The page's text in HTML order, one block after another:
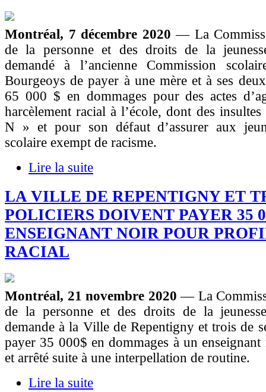
Montréal, 7 décembre 2020— La
de la personne et des droits de la
demandé à l’ancienne Commission
Bourgeoys de payer à une mère et à ses
65 000 $ en dommages pour des actes
harcèlement racial à l’école, dont des
N » et pour son défaut d’assurer aux
scolaire exempt de racisme.
Lire la suite
LA VILLE DE REPENTIGNY ET
POLICIERS DOIVENT PAYER 35
ENSEIGNANT NOIR POUR
RACIAL
Montréal, 21 novembre 2020— La
de la personne et des droits de la
demande à la Ville de Repentigny et trois de
payer 35 000$ en dommages à un
et arrêté suite à une interpellation de routine.
Lire la suite